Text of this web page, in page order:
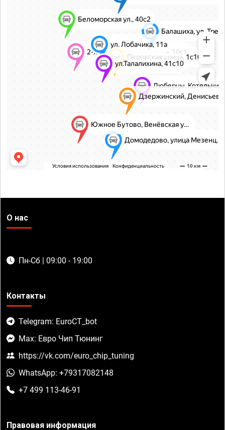
О нас
Пн-Сб | 09:00 - 19:00
Контакты
Telegram: EuroCT_bot
Max: Евро Чип Тюнинг
https://vk.com/euro_chip_tuning
WhatsApp: +79317082148
+7 499 113-46-91
Правовая информация